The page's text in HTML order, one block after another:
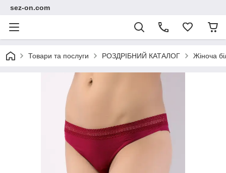
sez-on.com
Товари та послуги РОЗДРІБНИЙ КАТАЛОГ Жіноча